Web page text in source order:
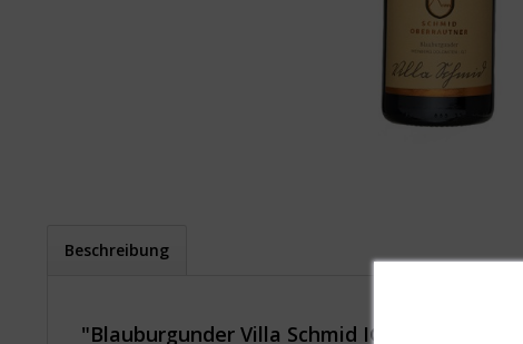
Beschreibung
"Blauburgunder Villa Schmid IGT"